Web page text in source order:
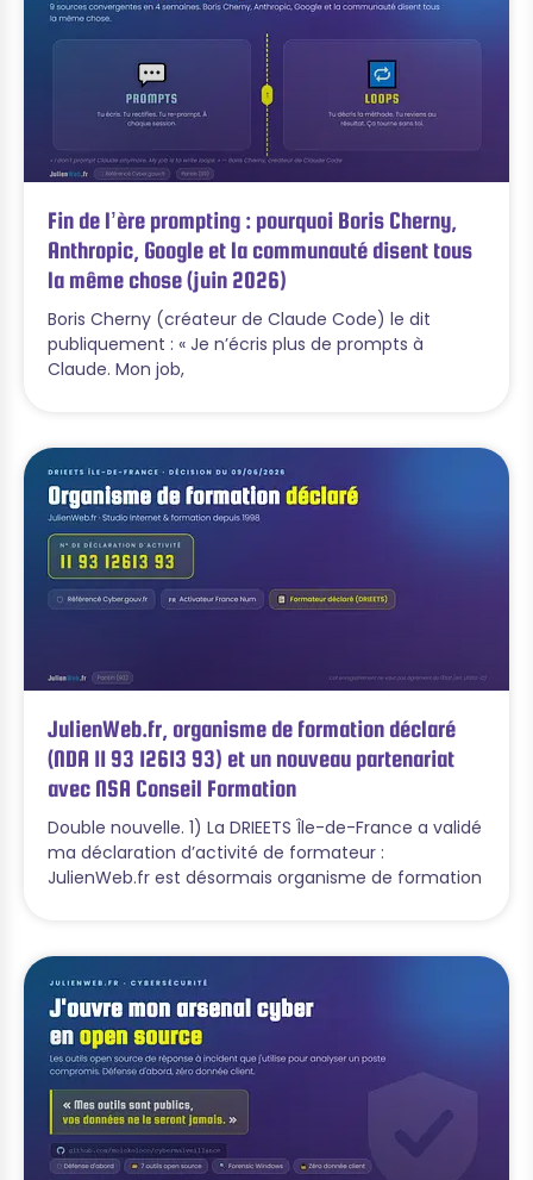
Fin de l’ère prompting : pourquoi Boris Cherny,
Anthropic, Google et la communauté disent tous
la même chose (juin 2026)
Boris Cherny (créateur de Claude Code) le dit
publiquement : « Je n’écris plus de prompts à
Claude. Mon job,
JulienWeb.fr, organisme de formation déclaré
(NDA 11 93 12613 93) et un nouveau partenariat
avec NSA Conseil Formation
Double nouvelle. 1) La DRIEETS Île-de-France a validé
ma déclaration d’activité de formateur :
JulienWeb.fr est désormais organisme de formation